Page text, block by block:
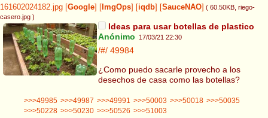
161602024182.jpg Google ImgOps iqdb SauceNAO ( 60.50KB , riego-
casero.jpg )
Ideas para usar botellas de plastico
Anónimo
17/03/21 22:30
/#/ 49984
¿Como puedo sacarle provecho a los
desechos de casa como las botellas?
>>>49985 >>>49987 >>>49991 >>>50003 >>>50018 >>>50035
>>>50228 >>>50230 >>>50526 >>>51003